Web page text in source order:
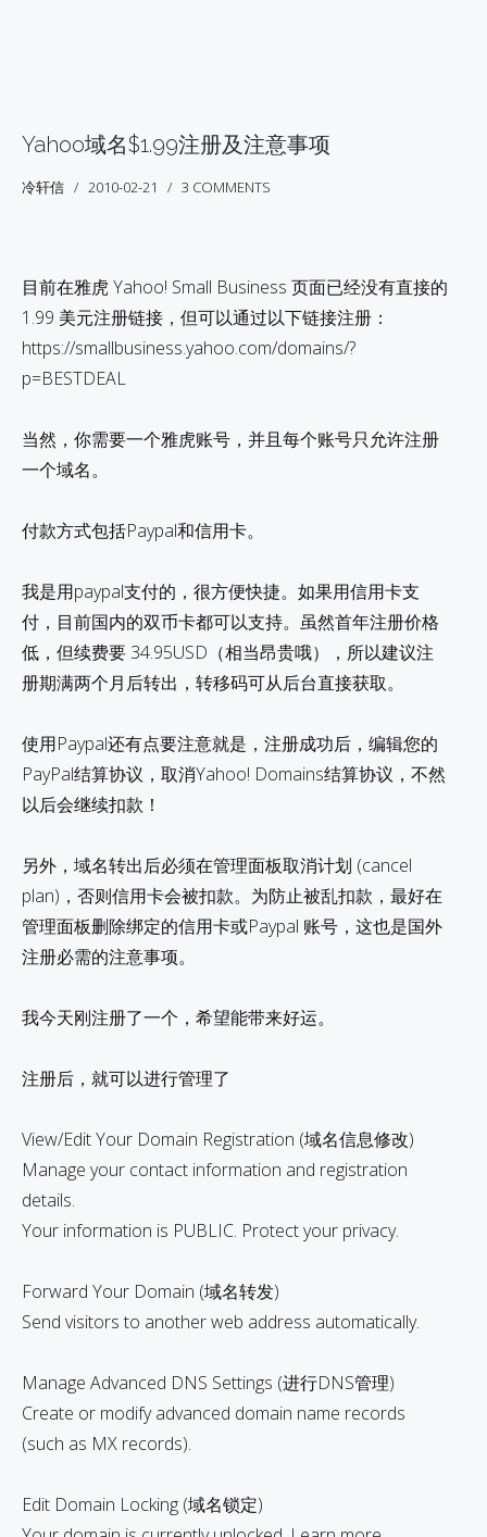
Yahoo域名$1.99注册及注意事项
冷轩信 2010-02-21 3 COMMENTS
目前在雅虎 Yahoo! Small Business 页面已经没有直接的
1.99 美元注册链接，但可以通过以下链接注册：
https://smallbusiness.yahoo.com/domains/?
p=BESTDEAL
当然，你需要一个雅虎账号，并且每个账号只允许注册
一个域名。
付款方式包括Paypal和信用卡。
我是用paypal支付的，很方便快捷。如果用信用卡支
付，目前国内的双币卡都可以支持。虽然首年注册价格
低，但续费要 34.95USD（相当昂贵哦），所以建议注
册期满两个月后转出，转移码可从后台直接获取。
使用Paypal还有点要注意就是，注册成功后，编辑您的
PayPal结算协议，取消Yahoo! Domains结算协议，不然
以后会继续扣款！
另外，域名转出后必须在管理面板取消计划 (cancel
plan)，否则信用卡会被扣款。为防止被乱扣款，最好在
管理面板删除绑定的信用卡或Paypal 账号，这也是国外
注册必需的注意事项。
我今天刚注册了一个，希望能带来好运。
注册后，就可以进行管理了
View/Edit Your Domain Registration (域名信息修改)
Manage your contact information and registration
details.
Your information is PUBLIC. Protect your privacy.
Forward Your Domain (域名转发)
Send visitors to another web address automatically.
Manage Advanced DNS Settings (进行DNS管理)
Create or modify advanced domain name records
(such as MX records).
Edit Domain Locking (域名锁定)